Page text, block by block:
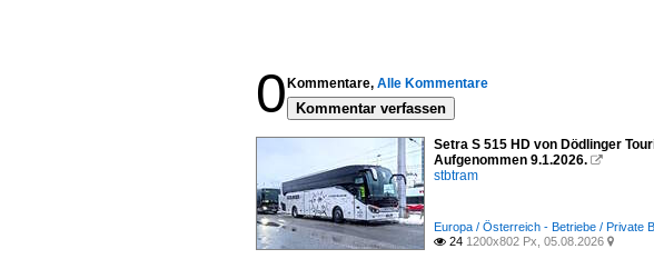
0 Kommentare, Alle Kommentare
Kommentar verfassen
Setra S 515 HD von Dödlinger
Aufgenommen 9.1.2026. 
stbtram
Europa / Österreich - Betriebe / Private
 24 1200x802 Px, 05.08.2026 